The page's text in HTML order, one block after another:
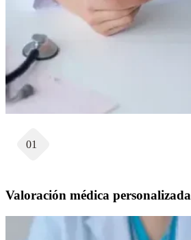
01
Valoración médica personalizada